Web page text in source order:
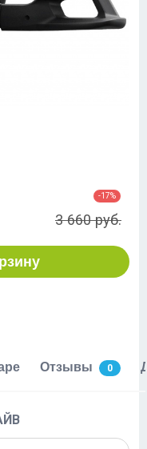
-17%
3 660 руб.
Отзывы 0